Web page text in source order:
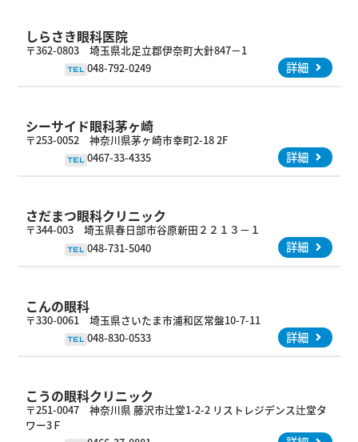
しらさき眼科医院
〒362-0803 埼玉県北足立郡伊奈町大針847－1
TEL 048-792-0249 詳細
シーサイド眼科茅ヶ崎
〒253-0052 神奈川県茅ヶ崎市幸町2-18 2F
TEL 0467-33-4335 詳細
さだまつ眼科クリニック
〒344-003 埼玉県春日部市谷原新田２２１３－１
TEL 048-731-5040 詳細
こんの眼科
〒330-0061 埼玉県さいたま市浦和区常盤10-7-11
TEL 048-830-0533 詳細
こうの眼科クリニック
〒251-0047 神奈川県 藤沢市辻堂1-2-2 リストレジデンス辻堂タ
ワー3Ｆ